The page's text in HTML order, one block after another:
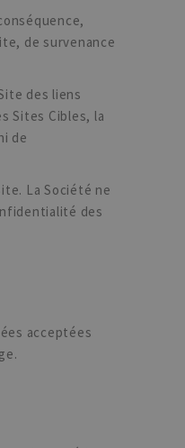
de survenance
des liens
Sites Cibles, la
de
La Société ne
des
acceptées